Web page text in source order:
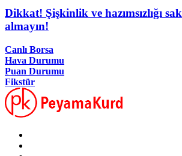
Dikkat! Şişkinlik ve hazımsızlığı
almayın!
Canlı Borsa
Hava Durumu
Puan Durumu
Fikstür